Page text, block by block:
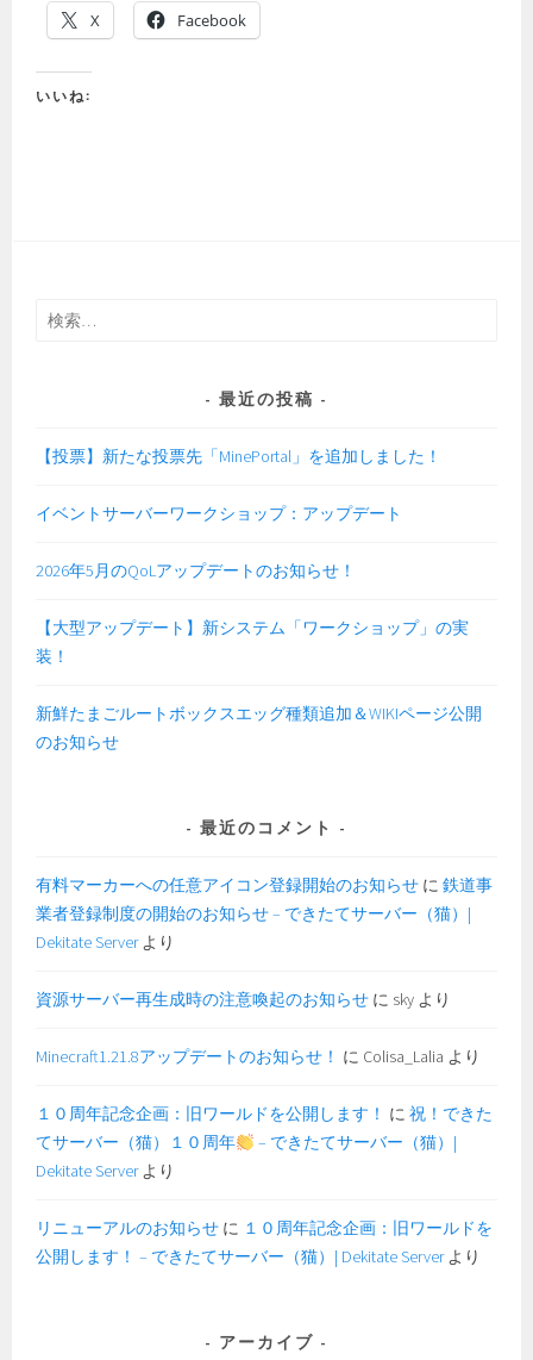
X Facebook
いいね:
検
最近の投稿
【投票】新たな投票先「MinePortal」を追加しました！
イベントサーバーワークショップ：アップデート
2026年5月のQoLアップデートのお知らせ！
【大型アップデート】新システム「ワークショップ」の実
装！
新鮮たまごルートボックスエッグ種類追加＆WIKIページ公開
のお知らせ
最近のコメント
有料マーカーへの任意アイコン登録開始のお知らせ に鉄道事
業者登録制度の開始のお知らせ – できたてサーバー（猫）|
Dekitate Serverより
資源サーバー再生成時の注意喚起のお知らせ に sky より
Minecraft1.21.8アップデートのお知らせ！ に Colisa_Lalia より
１０周年記念企画：旧ワールドを公開します！ に祝！できた
てサーバー（猫）１０周年
– できたてサーバー（猫）|
Dekitate Serverより
リニューアルのお知らせ に １０周年記念企画：旧ワールドを
公開します！ – できたてサーバー（猫）| Dekitate Serverより
アーカイブ